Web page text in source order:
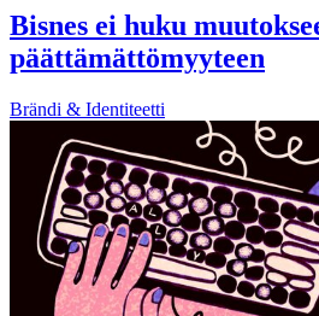
Bisnes ei huku
päättämättömyyteen
Brändi & Identiteetti